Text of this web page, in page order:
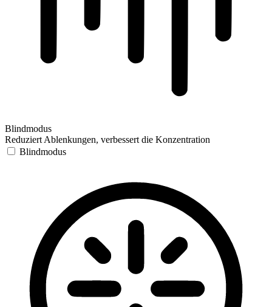
Blindmodus
Reduziert Ablenkungen, verbessert die Konzentration
Blindmodus